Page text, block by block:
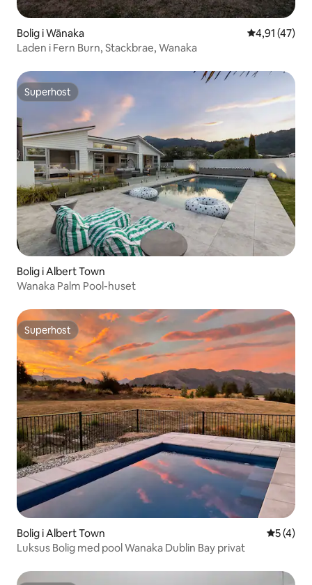
Bolig i Wānaka 4,91 ud af 5
4,91 (47)
Laden i Fern Burn, Stackbrae, Wanaka
Superhost
Superhost
Bolig i Albert Town
Wanaka Palm Pool-huset
Superhost
Superhost
Bolig i Albert Town 5 ud af 5
5 (4)
Luksus Bolig med pool Wanaka Dublin Bay privat